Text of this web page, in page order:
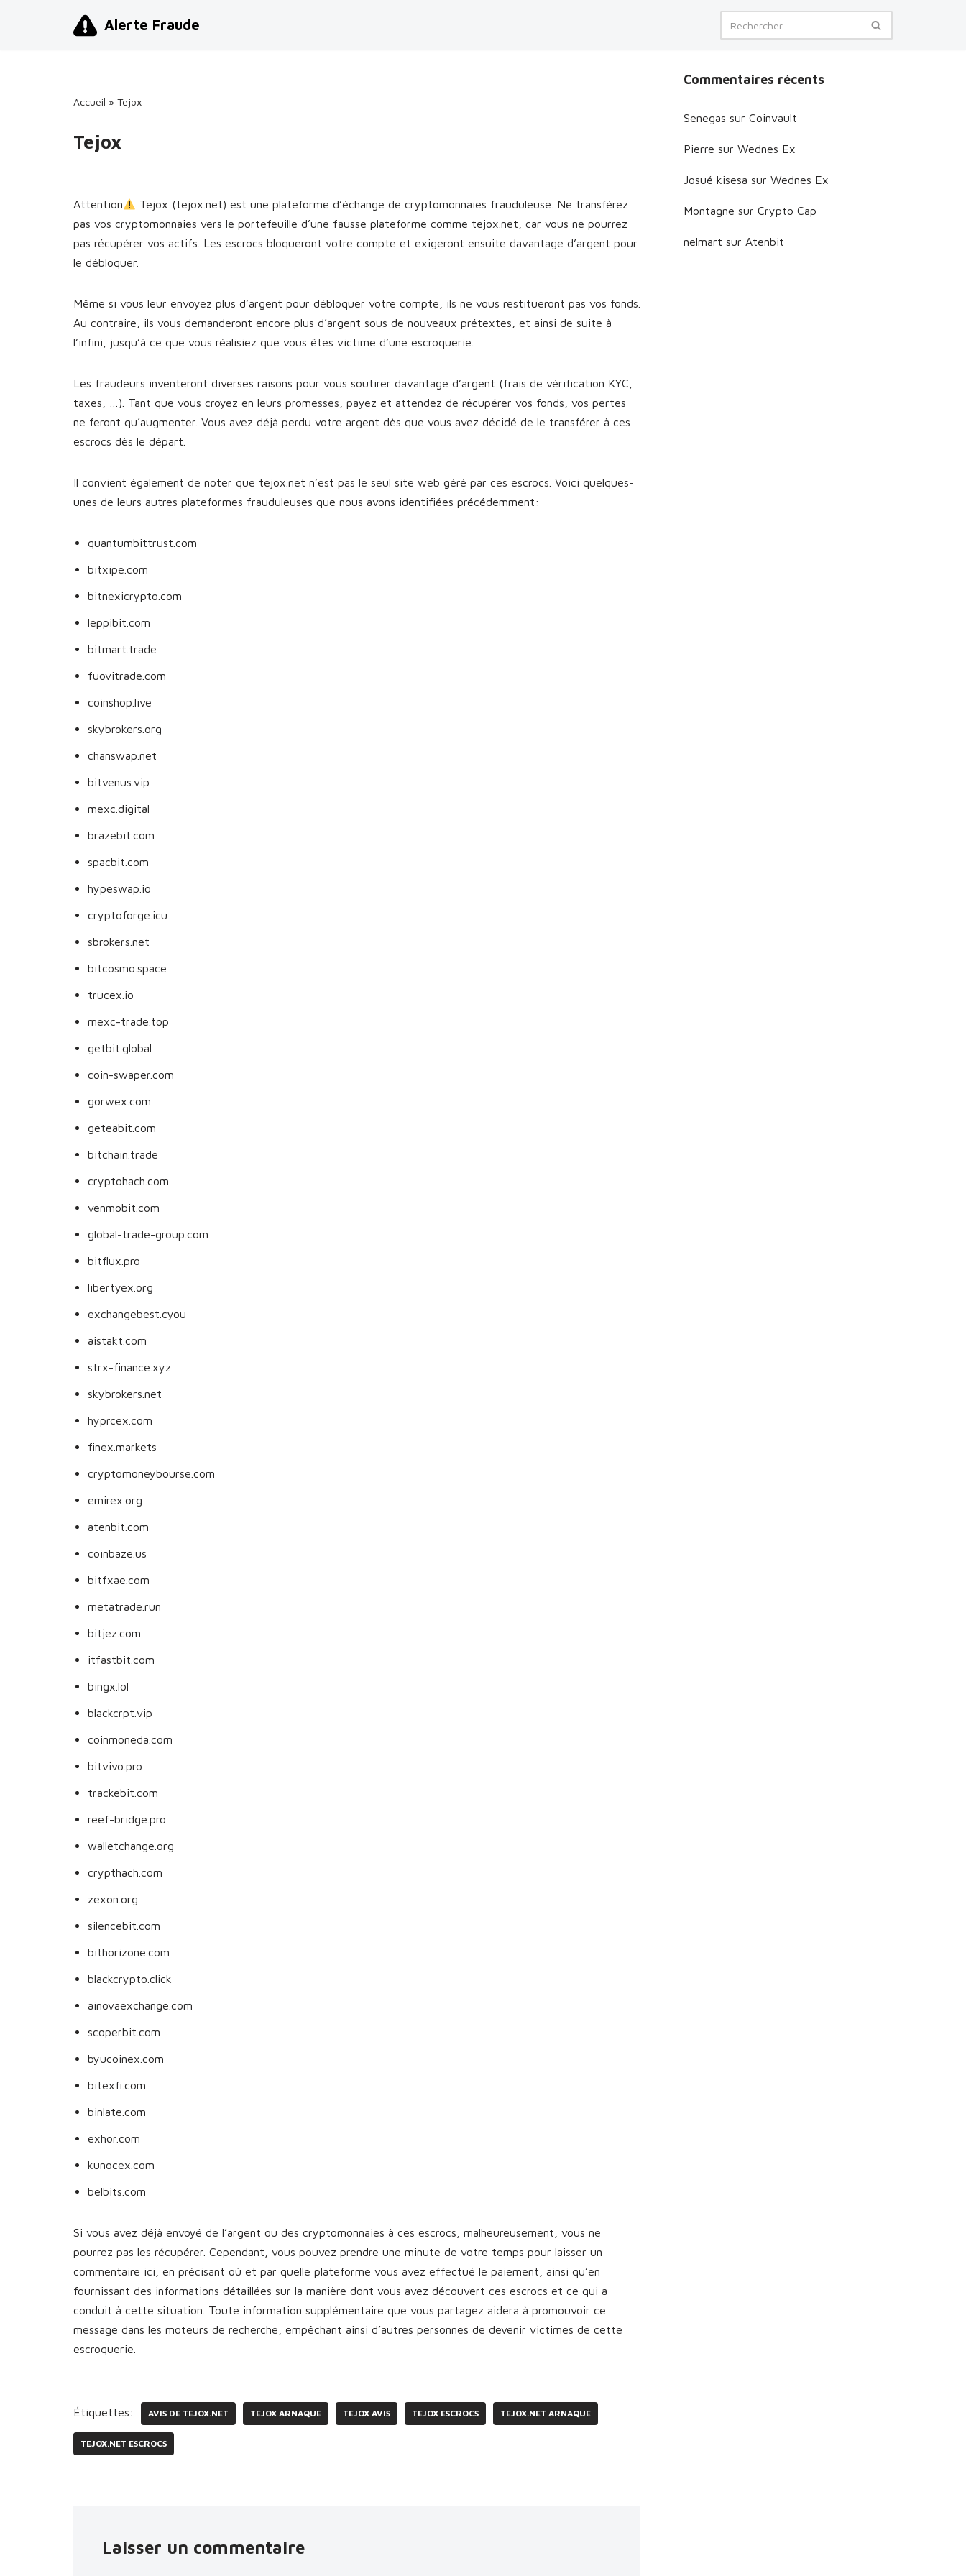
Alerte Fraude
Accueil » Tejox
Tejox
Attention
Tejox (tejox.net) est une plateforme d’échange de cryptomonnaies frauduleuse. Ne transférez
pas vos cryptomonnaies vers le portefeuille d’une fausse plateforme comme tejox.net, car vous ne pourrez
pas récupérer vos actifs. Les escrocs bloqueront votre compte et exigeront ensuite davantage d’argent pour
le débloquer.
Même si vous leur envoyez plus d’argent pour débloquer votre compte, ils ne vous restitueront pas vos fonds.
Au contraire, ils vous demanderont encore plus d’argent sous de nouveaux prétextes, et ainsi de suite à
l’infini, jusqu’à ce que vous réalisiez que vous êtes victime d’une escroquerie.
Les fraudeurs inventeront diverses raisons pour vous soutirer davantage d’argent (frais de vérification KYC,
taxes, …). Tant que vous croyez en leurs promesses, payez et attendez de récupérer vos fonds, vos pertes
ne feront qu’augmenter. Vous avez déjà perdu votre argent dès que vous avez décidé de le transférer à ces
escrocs dès le départ.
Il convient également de noter que tejox.net n’est pas le seul site web géré par ces escrocs. Voici quelques-
unes de leurs autres plateformes frauduleuses que nous avons identifiées précédemment:
quantumbittrust.com
bitxipe.com
bitnexicrypto.com
leppibit.com
bitmart.trade
fuovitrade.com
coinshop.live
skybrokers.org
chanswap.net
bitvenus.vip
mexc.digital
brazebit.com
spacbit.com
hypeswap.io
cryptoforge.icu
sbrokers.net
bitcosmo.space
trucex.io
mexc-trade.top
getbit.global
coin-swaper.com
gorwex.com
geteabit.com
bitchain.trade
cryptohach.com
venmobit.com
global-trade-group.com
bitflux.pro
libertyex.org
exchangebest.cyou
aistakt.com
strx-finance.xyz
skybrokers.net
hyprcex.com
finex.markets
cryptomoneybourse.com
emirex.org
atenbit.com
coinbaze.us
bitfxae.com
metatrade.run
bitjez.com
itfastbit.com
bingx.lol
blackcrpt.vip
coinmoneda.com
bitvivo.pro
trackebit.com
reef-bridge.pro
walletchange.org
crypthach.com
zexon.org
silencebit.com
bithorizone.com
blackcrypto.click
ainovaexchange.com
scoperbit.com
byucoinex.com
bitexfi.com
binlate.com
exhor.com
kunocex.com
belbits.com
Si vous avez déjà envoyé de l’argent ou des cryptomonnaies à ces escrocs, malheureusement, vous ne
pourrez pas les récupérer. Cependant, vous pouvez prendre une minute de votre temps pour laisser un
commentaire ici, en précisant où et par quelle plateforme vous avez effectué le paiement, ainsi qu’en
fournissant des informations détaillées sur la manière dont vous avez découvert ces escrocs et ce qui a
conduit à cette situation. Toute information supplémentaire que vous partagez aidera à promouvoir ce
message dans les moteurs de recherche, empêchant ainsi d’autres personnes de devenir victimes de cette
escroquerie.
Étiquettes: AVIS DE TEJOX.NET TEJOX ARNAQUE TEJOX AVIS TEJOX ESCROCS TEJOX.NET ARNAQUE
TEJOX.NET ESCROCS
Laisser un commentaire
Commentaires récents
Senegas sur Coinvault
Pierre sur Wednes Ex
Josué kisesa sur Wednes Ex
Montagne sur Crypto Cap
nelmart sur Atenbit